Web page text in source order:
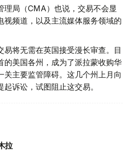
理局（CMA）也说，交易不会显
视频道，以及主流媒体服务领域的
易将无需在英国接受漫长审查。目
的美国各州，成为了派拉蒙收购华
关主要监管障碍。这几个州上月向
诉讼，试图阻止这交易。
拉